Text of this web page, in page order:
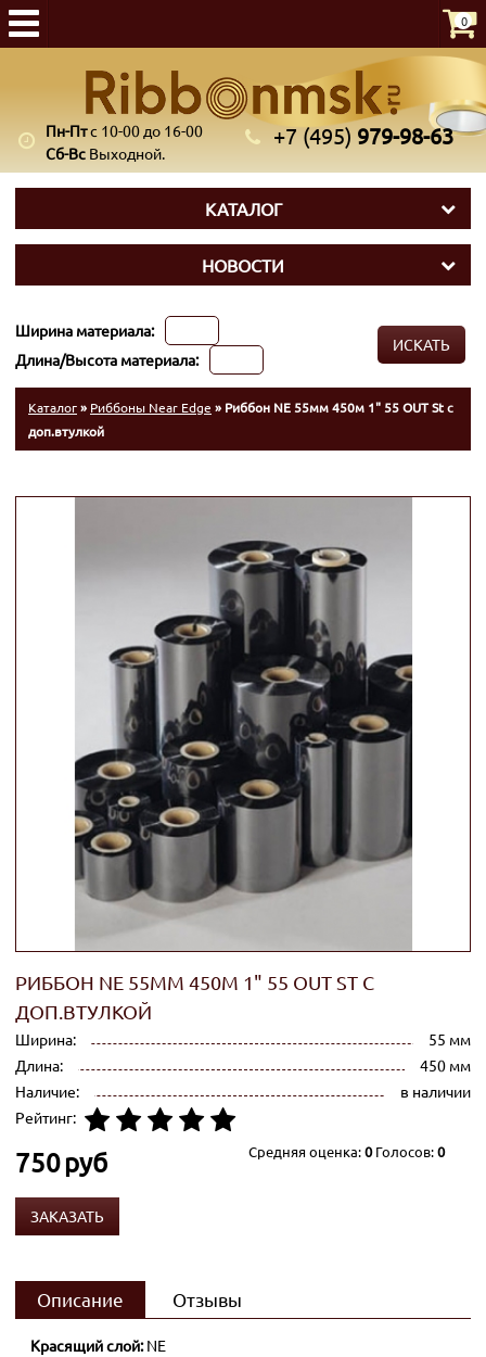
0
Пн-Птс 10-00 до 16-00
Сб-Вс Выходной.
+7 (495) 979-98-63
КАТАЛОГ
НОВОСТИ
Ширина материала:
Длина/Высота материала:
ИСКАТЬ
Каталог» Риббоны Near Edge » Риббон NE 55мм 450м 1" 55 OUT St с
доп.втулкой
РИББОН NE 55ММ 450М 1" 55 OUT ST С
ДОП.ВТУЛКОЙ
Ширина:
55 мм
Длина:
450 мм
Наличие:
в наличии
Рейтинг:
Средняя оценка:0Голосов:0
750руб
ЗАКАЗАТЬ
Описание Отзывы
Красящий слой:NE